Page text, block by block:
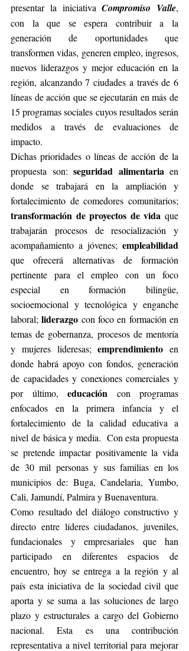
presentar la iniciativa Compromiso Valle,
con la que se espera contribuir a la
generación de oportunidades que
transformen vidas, generen empleo, ingresos,
nuevos liderazgos y mejor educación en la
región, alcanzando 7 ciudades a través de 6
líneas de acción que se ejecutarán en más de
15 programas sociales cuyos resultados serán
medidos a través de evaluaciones de
impacto.
Dichas prioridades o líneas de acción de la
propuesta son: seguridad alimentaria en
donde se trabajará en la ampliación y
transformación de proyectos de vida que
trabajarán procesos de resocialización y
acompañamiento a jóvenes; empleabilidad
que ofrecerá alternativas de formación
pertinente para el empleo con un foco
especial en formación bilingüe,
socioemocional y tecnológica y enganche
laboral; liderazgo con foco en formación en
temas de gobernanza, procesos de mentoría
y mujeres lideresas; emprendimiento en
donde habrá apoyo con fondos, generación
de capacidades y conexiones comerciales y
por último, educación con programas
enfocados en la primera infancia y el
fortalecimiento de la calidad educativa a
nivel de básica y media.  Con esta propuesta
se pretende impactar positivamente la vida
de 30 mil personas y sus familias en los
municipios de: Buga, Candelaria, Yumbo,
Cali, Jamundí, Palmira y Buenaventura.
Como resultado del diálogo constructivo y
directo entre líderes ciudadanos, juveniles,
fundacionales y empresariales que han
participado en diferentes espacios de
encuentro, hoy se entrega a la región y al
país esta iniciativa de la sociedad civil que
aporta y se suma a las soluciones de largo
plazo y estructurales a cargo del Gobierno
nacional. Esta es una contribución
representativa a nivel territorial para mejorar